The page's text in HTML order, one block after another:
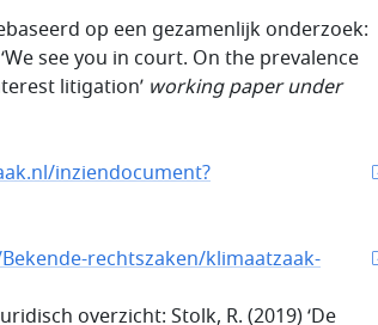
op een gezamenlijk onderzoek:
see you in court. On the prevalence
litigation’ working paper under
inziendocument?
rechtszaken/klimaatzaak-
overzicht: Stolk, R. (2019) ‘De